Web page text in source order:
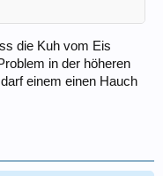
die Kuh vom Eis
in der höheren
einem einen Hauch